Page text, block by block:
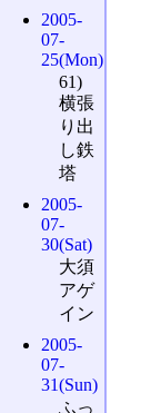
2005-
07-
25(Mon)
61)
横張
り出
し鉄
塔
2005-
07-
30(Sat)
大須
アゲ
イン
2005-
07-
31(Sun)
ふっ